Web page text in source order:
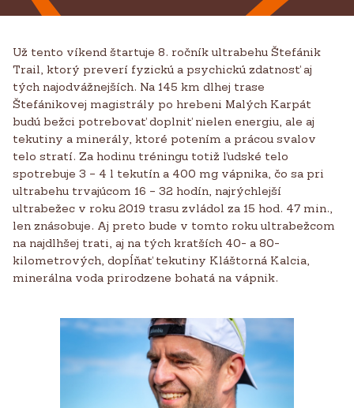
KONTAKTY
CZ SK EN
Už tento víkend štartuje 8. ročník ultrabehu Štefánik
Trail, ktorý preverí fyzickú a psychickú zdatnosť aj
tých najodvážnejších. Na 145 km dlhej trase
Štefánikovej magistrály po hrebeni Malých Karpát
budú bežci potrebovať doplniť nielen energiu, ale aj
tekutiny a minerály, ktoré potením a prácou svalov
telo stratí. Za hodinu tréningu totiž ľudské telo
spotrebuje 3 – 4 l tekutín a 400 mg vápnika, čo sa pri
ultrabehu trvajúcom 16 – 32 hodín, najrýchlejší
ultrabežec v roku 2019 trasu zvládol za 15 hod. 47 min.,
len znásobuje. Aj preto bude v tomto roku ultrabežcom
na najdlhšej trati, aj na tých kratších 40- a 80-
kilometrových, dopĺňať tekutiny Kláštorná Kalcia,
minerálna voda prirodzene bohatá na vápnik.